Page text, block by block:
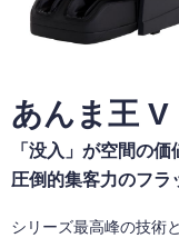
あんま王 V
「没入」が空間の価
圧倒的集客力のフラ
シリーズ最高峰の技術